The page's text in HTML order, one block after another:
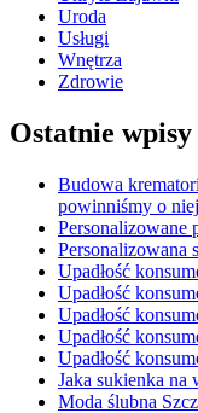
Uroda
Usługi
Wnętrza
Zdrowie
Ostatnie wpisy
Budowa
powinniśmy o
Personalizowane
Personalizowana
Upadłość
Upadłość
Upadłość
Upadłość
Upadłość
Jaka sukienka na
Moda ślubna